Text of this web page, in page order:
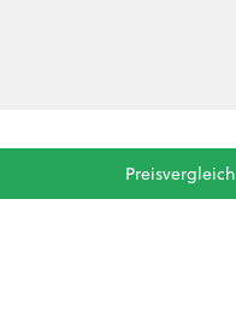
Preisvergleich